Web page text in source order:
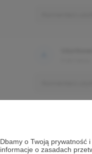
Dbamy o Twoją prywatność
informacje o zasadach